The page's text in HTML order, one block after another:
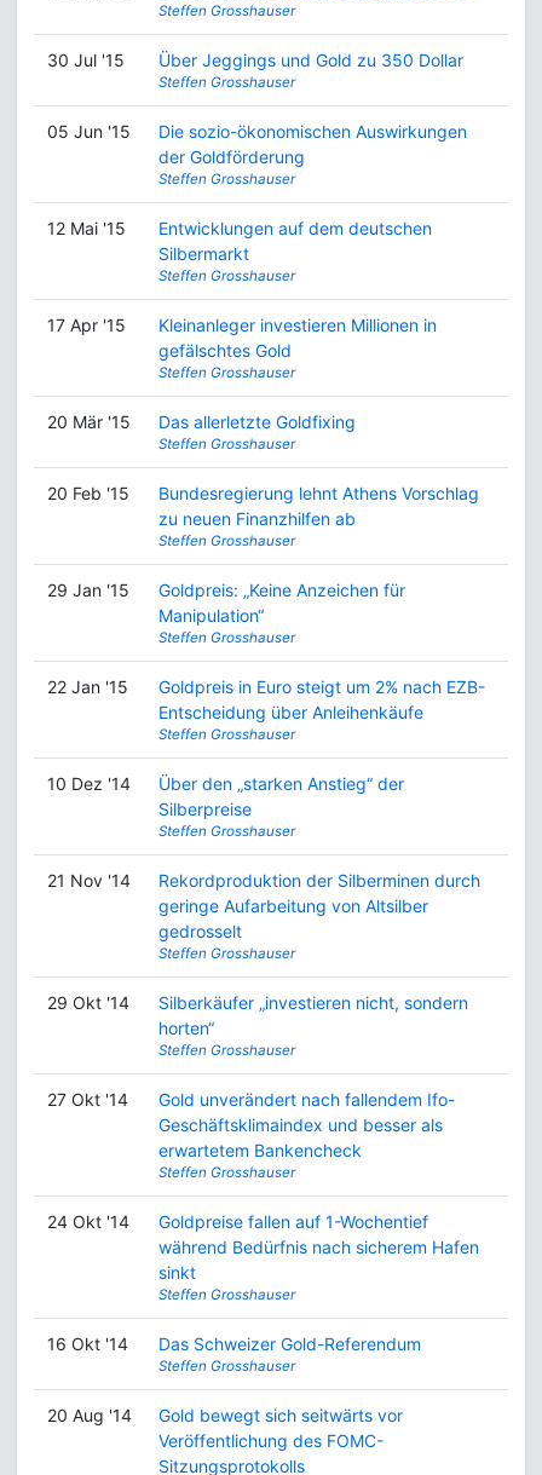
Steffen Grosshauser
30 Jul '15 Über Jeggings und Gold zu 350 Dollar
Steffen Grosshauser
05 Jun '15
Die sozio-ökonomischen Auswirkungen
der Goldförderung
Steffen Grosshauser
12 Mai '15
Entwicklungen auf dem deutschen
Silbermarkt
Steffen Grosshauser
17 Apr '15
Kleinanleger investieren Millionen in
gefälschtes Gold
Steffen Grosshauser
20 Mär '15 Das allerletzte Goldfixing
Steffen Grosshauser
20 Feb '15
Bundesregierung lehnt Athens Vorschlag
zu neuen Finanzhilfen ab
Steffen Grosshauser
29 Jan '15
Goldpreis: „Keine Anzeichen für
Manipulation“
Steffen Grosshauser
22 Jan '15
Goldpreis in Euro steigt um 2% nach EZB-
Entscheidung über Anleihenkäufe
Steffen Grosshauser
10 Dez '14
Über den „starken Anstieg“ der
Silberpreise
Steffen Grosshauser
21 Nov '14
Rekordproduktion der Silberminen durch
geringe Aufarbeitung von Altsilber
gedrosselt
Steffen Grosshauser
29 Okt '14
Silberkäufer „investieren nicht, sondern
horten“
Steffen Grosshauser
27 Okt '14
Gold unverändert nach fallendem Ifo-
Geschäftsklimaindex und besser als
erwartetem Bankencheck
Steffen Grosshauser
24 Okt '14
Goldpreise fallen auf 1-Wochentief
während Bedürfnis nach sicherem Hafen
sinkt
Steffen Grosshauser
16 Okt '14 Das Schweizer Gold-Referendum
Steffen Grosshauser
20 Aug '14
Gold bewegt sich seitwärts vor
Veröffentlichung des FOMC-
Sitzungsprotokolls